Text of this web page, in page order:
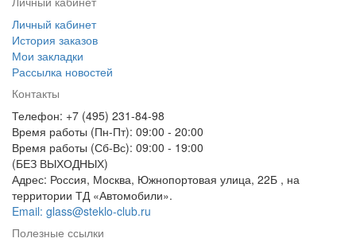
Личный кабинет
История заказов
Мои закладки
Рассылка новостей
Контакты
Телефон: +7 (495) 231-84-98
Время работы (Пн-Пт): 09:00 - 20:00
Время работы (Сб-Вс): 09:00 - 19:00
(БЕЗ ВЫХОДНЫХ)
Адрес: Россия, Москва, Южнопортовая улица, 22Б , на
территории ТД «Автомобили».
Email: glass@steklo-club.ru
Полезные ссылки